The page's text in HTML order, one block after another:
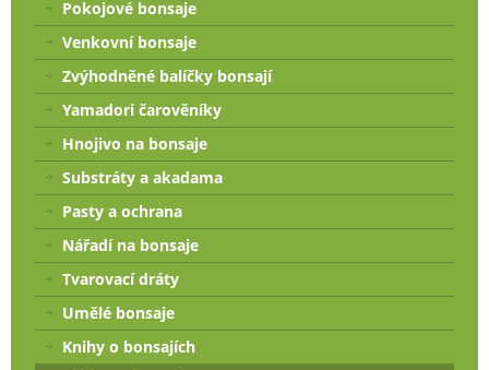
Pokojové bonsaje
Venkovní bonsaje
Zvýhodněné balíčky bonsají
Yamadori čarověníky
Hnojivo na bonsaje
Substráty a akadama
Pasty a ochrana
Nářadí na bonsaje
Tvarovací dráty
Umělé bonsaje
Knihy o bonsajích